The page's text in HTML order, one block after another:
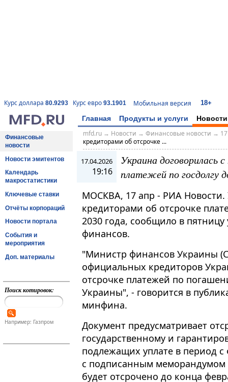
Курс доллара 80.9293 Курс евро 93.1901 Мобильная версия 18+
Главная Продукты и услуги Новости
Финансовые
новости
Новости эмитентов
Календарь
макростатистики
Ключевые ставки
Отчёты корпораций
Новости портала
События и
мероприятия
Доп. материалы
Поиск котировок:
Например: Газпром
mfd.ru→ Новости → Финансовые новости →
кредиторами об отсрочке ...
17.04.2026
19:16
Украина договорилась
платежей по госдолгу
МОСКВА, 17 апр - РИА Новости.
кредиторами об отсрочке
2030 года, сообщило в
финансов.
"Министр финансов Украины
официальных кредиторов
отсрочке платежей по
Украины", - говорится в
минфина.
Документ предусматривает
государственному и
подлежащих уплате в период с
с подписанным меморандумом
будет отсрочено до конца